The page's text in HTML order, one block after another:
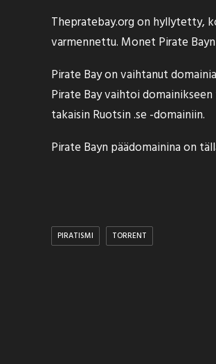
Thepratebay.org on hyllytetty,
varmennettu. Monet Pirate
Pirate Bay on vaihtanut
Pirate Bay vaihtoi
takaisin Ruotsin .se -domainiin.
Pirate Bayn päädomainina on
PIRATISMI TORRENT